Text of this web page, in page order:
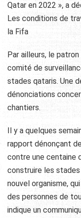
Qatar en 2022 », a
Les conditions de
la Fifa
Par ailleurs, le
comité de
stades qataris. Une
dénonciations
chantiers.
Il y a quelques
rapport dénonçant
contre une centaine
construire les stades
nouvel organisme,
des personnes de
indique un